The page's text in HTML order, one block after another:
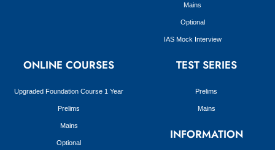
Mains
Optional
IAS Mock Interview
ONLINE COURSES
Upgraded Foundation Course 1 Year
Prelims
Mains
Optional
TEST SERIES
Prelims
Mains
INFORMATION